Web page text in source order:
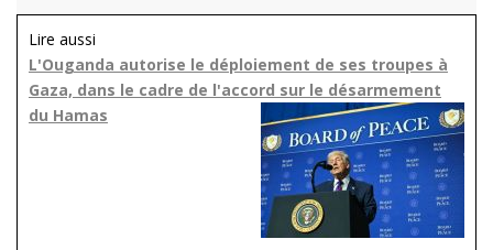
Lire aussi
L'Ouganda autorise le déploiement de ses troupes à
Gaza, dans le cadre de l'accord sur le désarmement
du Hamas